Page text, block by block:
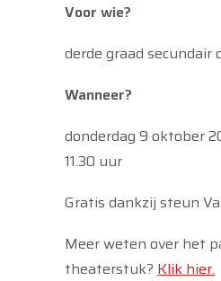
Voor wie?
derde graad secundair
Wanneer?
donderdag 9 oktober
11.30 uur
Gratis dankzij steun
Meer weten over het
theaterstuk? Klik hier.